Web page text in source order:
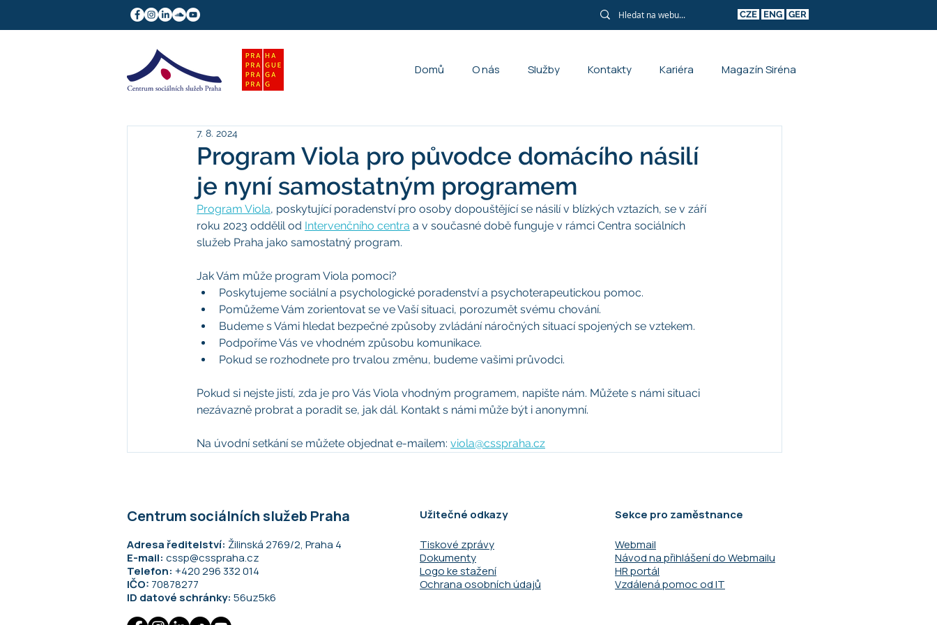
CZE ENG GER
Domů O nás Služby Kontakty Kariéra Magazín Siréna
Program Viola pro původce domácího násilí
je nyní samostatným programem
7. 8. 2024
Program Viola, poskytující poradenství pro osoby dopouštějící se násilí v blízkých vztazích, se v září
roku 2023 oddělil od Intervenčního centra a v současné době funguje v rámci Centra sociálních
služeb Praha jako samostatný program.
Jak Vám může program Viola pomoci?
Poskytujeme sociální a psychologické poradenství a psychoterapeutickou pomoc.
Pomůžeme Vám zorientovat se ve Vaší situaci, porozumět svému chování.
Budeme s Vámi hledat bezpečné způsoby zvládání náročných situací spojených se vztekem.
Podpoříme Vás ve vhodném způsobu komunikace.
Pokud se rozhodnete pro trvalou změnu, budeme vašimi průvodci.
Pokud si nejste jistí, zda je pro Vás Viola vhodným programem, napište nám. Můžete s námi situaci
nezávazně probrat a poradit se, jak dál. Kontakt s námi může být i anonymní.
Na úvodní setkání se můžete objednat e-mailem: viola@csspraha.cz
Centrum sociálních služeb Praha
Adresa ředitelství: Žilinská 2769/2, Praha 4​
E-mail: cssp@csspraha.cz
Telefon: +420 296 332 014
IČO: 70878277
ID datové schránky: 56uz5k6
Užitečné odkazy
Tiskové zprávy
Dokumenty
Logo ke stažení
Ochrana osobních údajů
Sekce pro zaměstnance
Webmail
Návod na přihlášení do Webmailu
HR portál
Vzdálená pomoc od IT